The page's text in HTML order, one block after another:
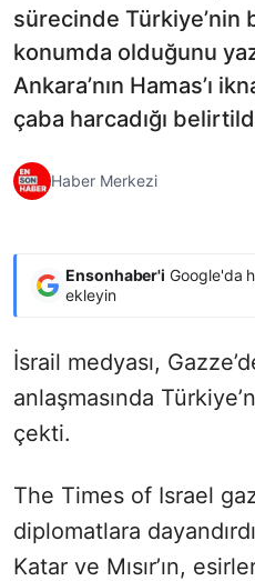
sürecinde Türkiye’nin
konumda olduğunu
Ankara’nın Hamas’ı
çaba harcadığı
Haber Merkezi
Ensonhaber'i Google'da
ekleyin
İsrail medyası,
anlaşmasında
çekti.
The Times of Israel
diplomatlara
Katar ve Mısır’ın,